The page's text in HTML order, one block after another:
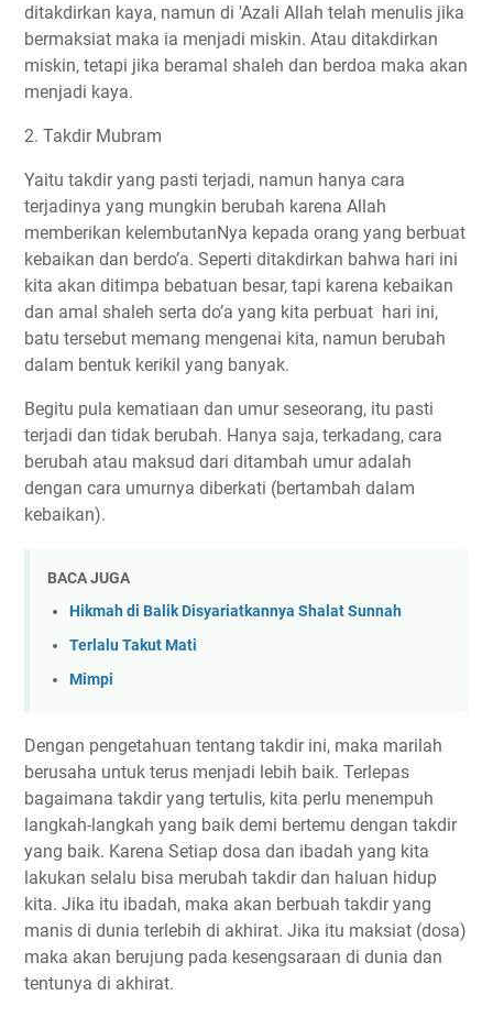
ditakdirkan kaya, namun di 'Azali Allah telah menulis jika
bermaksiat maka ia menjadi miskin. Atau ditakdirkan
miskin, tetapi jika beramal shaleh dan berdoa maka akan
menjadi kaya.
2. Takdir Mubram
Yaitu takdir yang pasti terjadi, namun hanya cara
terjadinya yang mungkin berubah karena Allah
memberikan kelembutanNya kepada orang yang berbuat
kebaikan dan berdo’a. Seperti ditakdirkan bahwa hari ini
kita akan ditimpa bebatuan besar, tapi karena kebaikan
dan amal shaleh serta do’a yang kita perbuat hari ini,
batu tersebut memang mengenai kita, namun berubah
dalam bentuk kerikil yang banyak.
Begitu pula kematiaan dan umur seseorang, itu pasti
terjadi dan tidak berubah. Hanya saja, terkadang, cara
berubah atau maksud dari ditambah umur adalah
dengan cara umurnya diberkati (bertambah dalam
kebaikan).
BACA JUGA
Hikmah di Balik Disyariatkannya Shalat Sunnah
Terlalu Takut Mati
Mimpi
Dengan pengetahuan tentang takdir ini, maka marilah
berusaha untuk terus menjadi lebih baik. Terlepas
bagaimana takdir yang tertulis, kita perlu menempuh
langkah-langkah yang baik demi bertemu dengan takdir
yang baik. Karena Setiap dosa dan ibadah yang kita
lakukan selalu bisa merubah takdir dan haluan hidup
kita. Jika itu ibadah, maka akan berbuah takdir yang
manis di dunia terlebih di akhirat. Jika itu maksiat (dosa)
maka akan berujung pada kesengsaraan di dunia dan
tentunya di akhirat.